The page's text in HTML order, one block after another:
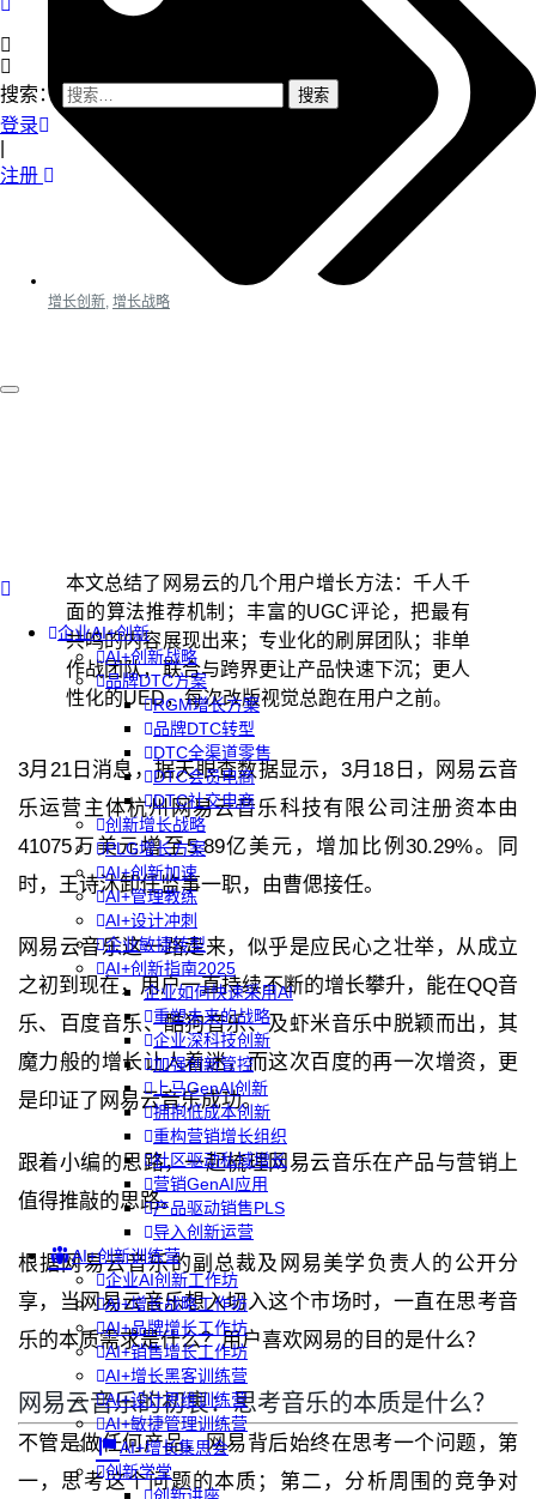
搜索：
登录
注册
企业AI+创新
AI+创新战略
品牌DTC方案
RGM增长方案
品牌DTC转型
DTC全渠道零售
DTC会员电商
DTC社交电商
创新增长战略
PLG增长方案
AI+创新加速
AI+管理教练
AI+设计冲刺
企业敏捷转型
AI+创新指南2025
企业如何快速采用AI
重塑未来的战略
企业深科技创新
加强创新管控
上马GenAI创新
拥抱低成本创新
重构营销增长组织
社区驱动私域增长
营销GenAI应用
产品驱动销售PLS
导入创新运营
AI+创新训练营
企业AI创新工作坊
AI+增长战略工作坊
AI+品牌增长工作坊
AI+销售增长工作坊
AI+增长黑客训练营
AI+设计思维训练营
AI+敏捷管理训练营
AI+增长集思会
创新学堂
增长创新 增长战略
本文总结了网易云的几个用户增长方法：千人千
面的算法推荐机制；丰富的UGC评论，把最有
共鸣的内容展现出来；专业化的刷屏团队；非单
作战团队，联合与跨界更让产品快速下沉；更人
性化的UED，每次改版视觉总跑在用户之前。
3月21日消息，据天眼查数据显示，3月18日，网易云音
乐运营主体杭州网易云音乐科技有限公司注册资本由
41075万美元增至5.89亿美元，增加比例30.29%。同
时，王诗沐卸任监事一职，由曹偲接任。
网易云音乐这一路走来，似乎是应民心之壮举，从成立
之初到现在，用户一直持续不断的增长攀升，能在QQ音
乐、百度音乐、酷狗音乐、及虾米音乐中脱颖而出，其
魔力般的增长让人着迷，而这次百度的再一次增资，更
是印证了网易云音乐成功。
跟着小编的思路，一起梳理网易云音乐在产品与营销上
值得推敲的思路。
根据网易云音乐的副总裁及网易美学负责人的公开分
享，当网易云音乐想入切入这个市场时，一直在思考音
乐的本质需求是什么？用户喜欢网易的目的是什么？
网易云音乐的初衷：思考音乐的本质是什么？
不管是做任何产品，网易背后始终在思考一个问题，第
一，思考这个问题的本质；第二，分析周围的竞争对